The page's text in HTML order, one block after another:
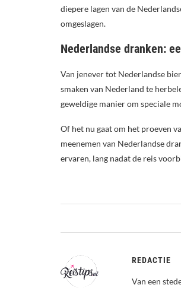
diepere lagen van de
omgeslagen.
Nederlandse dranken:
Van jenever tot Nederlandse
smaken van Nederland te
geweldige manier om speciale
Of het nu gaat om het proeven
meenemen van Nederlandse
ervaren, lang nadat de reis
REDACTIE
Van een